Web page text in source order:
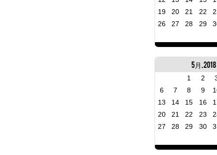
19
20 21 22
26
27 28 29
5月, 2018
1 2
6
7 8 9
13
14 15 16
20
21 22 23
27
28 29 30